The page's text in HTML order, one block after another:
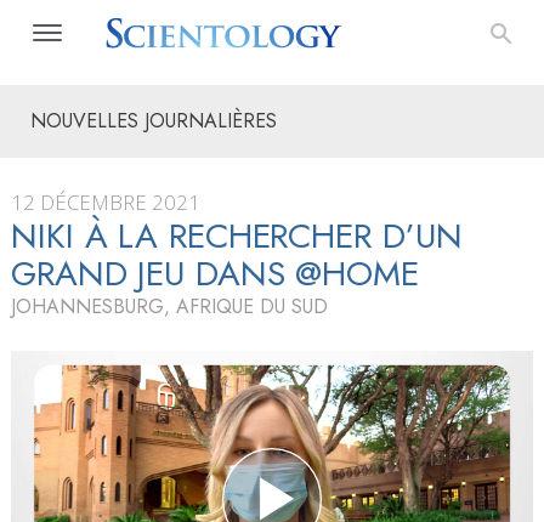
NOUVELLES JOURNALIÈRES
12 DÉCEMBRE 2021
NIKI À LA RECHERCHER D’UN
GRAND JEU DANS @HOME
JOHANNESBURG, AFRIQUE DU SUD